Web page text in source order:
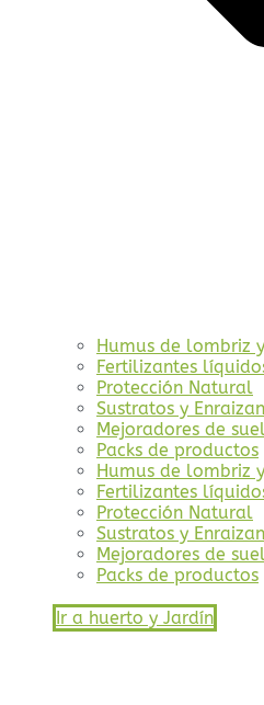
Humus de lombriz
Fertilizantes
Protección Natural
Sustratos y
Mejoradores de
Packs de productos
Humus de lombriz
Fertilizantes
Protección Natural
Sustratos y
Mejoradores de
Packs de productos
Ir a huerto y Jardín